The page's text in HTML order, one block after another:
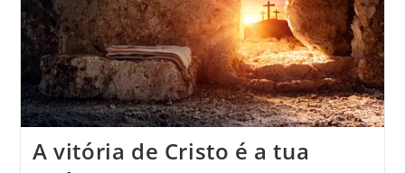
A vitória de Cristo é a tua